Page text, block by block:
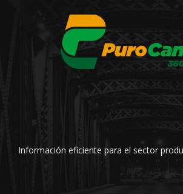
Información eficiente para el sector